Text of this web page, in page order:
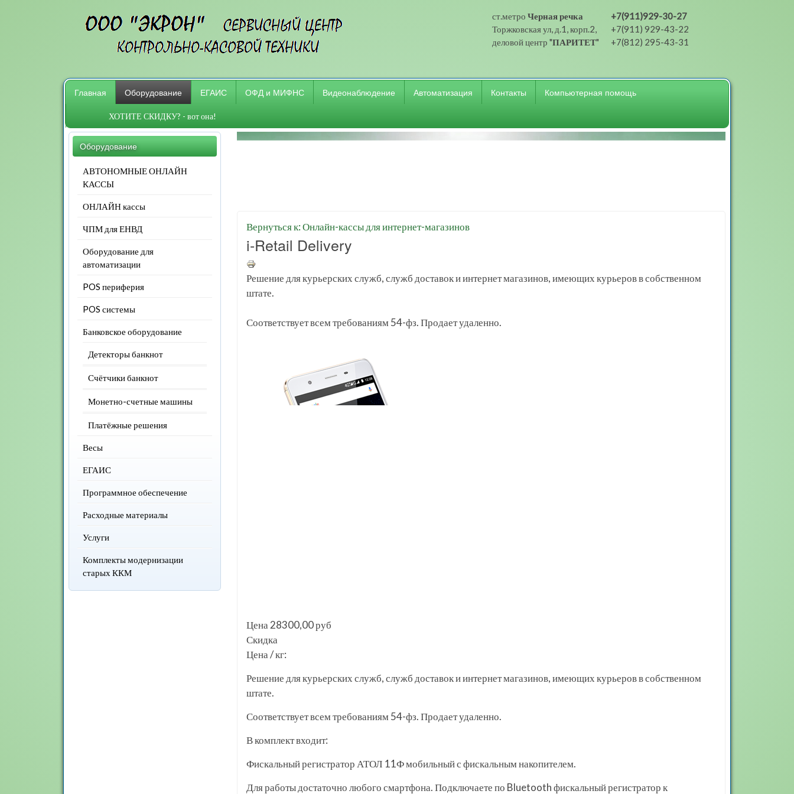
ст.метро Черная речка
Торжковская ул, д.1, корп.2,
деловой центр "ПАРИТЕТ"
+7(911)929-30-27
+7(911) 929-43-22
+7(812) 295-43-31
Главная Оборудование ЕГАИС ОФД и МИФНС Видеонаблюдение Автоматизация Контакты Компьютерная помощь
ХОТИТЕ СКИДКУ? - вот она!
Оборудование
АВТОНОМНЫЕ ОНЛАЙН
КАССЫ
ОНЛАЙН кассы
ЧПМ для ЕНВД
Оборудование для
автоматизации
POS периферия
POS системы
Банковское оборудование
Детекторы банкнот
Счётчики банкнот
Монетно-счетные машины
Платёжные решения
Весы
ЕГАИС
Программное обеспечение
Расходные материалы
Услуги
Комплекты модернизации
старых ККМ
Вернуться к: Онлайн-кассы для интернет-магазинов
i-Retail Delivery
Решение для курьерских служб, служб доставок и интернет магазинов, имеющих курьеров в собственном
штате.
Соответствует всем требованиям 54-фз. Продает удаленно.
Цена 28300,00 руб
Скидка
Цена / кг:
Решение для курьерских служб, служб доставок и интернет магазинов, имеющих курьеров в собственном
штате.
Соответствует всем требованиям 54-фз. Продает удаленно.
В комплект входит:
Фискальный регистратор АТОЛ 11Ф мобильный с фискальным накопителем.
Для работы достаточно любого смартфона. Подключаете по Bluetooth фискальный регистратор к